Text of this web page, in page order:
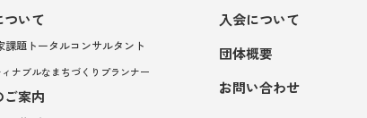
ついて
課題トータルコンサルタント
ナブルなまちづくりプランナー
ご案内
入会について
団体概要
お問い合わせ